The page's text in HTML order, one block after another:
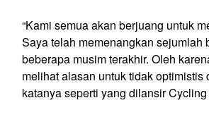
“Kami semua akan berjuang untuk
Saya telah memenangkan sejumlah
beberapa musim terakhir. Oleh
melihat alasan untuk tidak optimistis
katanya seperti yang dilansir